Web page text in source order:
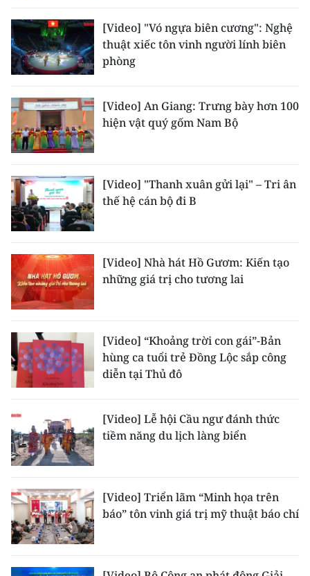
Media Thế giới
Media Thể thao
Media Y tế
Media Khoa học - Công nghệ
Media Môi trường
Ảnh
Infographic
TIN MỚI
TIN ĐỊA PHƯƠNG
Trung du và miền núi phía Bắc
Đồng bằng sông Hồng
Duyên hải Nam Trung Bộ và Tây
Nguyên
Đồng bằng sông Cửu Long
Chuyên trang Hà Nội
[Video] "Vó ngựa biên cương": Nghệ
thuật xiếc tôn vinh người lính biên
phòng
[Video] An Giang: Trưng bày hơn 100
hiện vật quý gốm Nam Bộ
[Video] "Thanh xuân gửi lại" – Tri ân
thế hệ cán bộ đi B
[Video] Nhà hát Hồ Gươm: Kiến tạo
những giá trị cho tương lai
[Video] “Khoảng trời con gái”-Bản
hùng ca tuổi trẻ Đồng Lộc sắp công
diễn tại Thủ đô
[Video] Lễ hội Cầu ngư đánh thức
tiềm năng du lịch làng biển
[Video] Triển lãm “Minh họa trên
báo” tôn vinh giá trị mỹ thuật báo chí